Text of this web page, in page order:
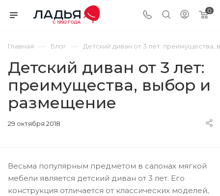
0
Главная — Блог — Детский диван от 3 лет:
Детский диван от 3 лет:
преимущества, выбор и
размещение
29 октября 2018
Весьма популярным предметом в салонах мягкой
мебели является детский диван от 3 лет. Его
конструкция отличается от классических моделей,